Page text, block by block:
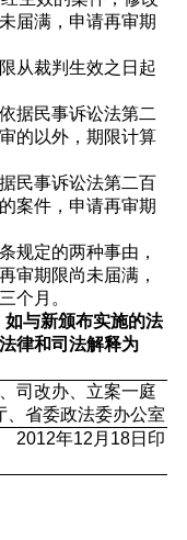
届满，申请再审期
从裁判生效之日起
据民事诉讼法第二
的以外，期限计算
民事诉讼法第二百
案件，申请再审期
规定的两种事由，
审期限尚未届满，
个月。
与新颁布实施的法
律和司法解释为
司改办、立案一庭
省委政法委办公室
年12月18日印